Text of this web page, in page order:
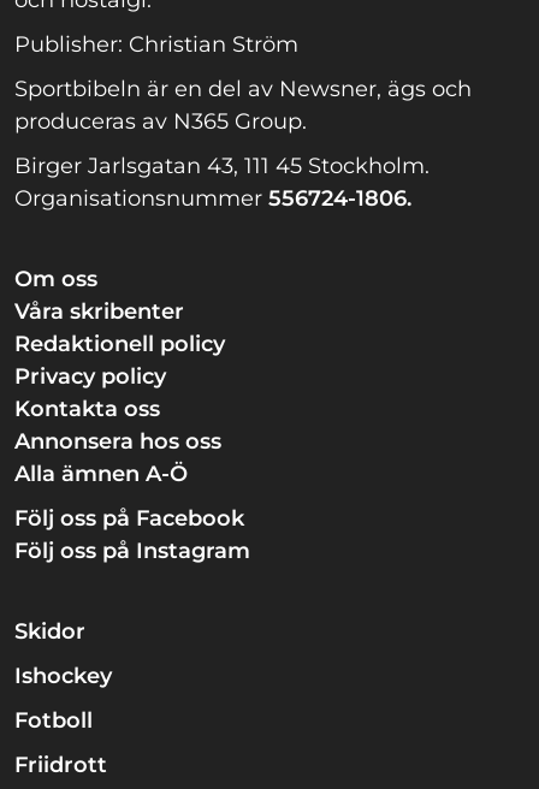
Publisher: Christian Ström
Sportbibeln är en del av Newsner, ägs och
produceras av N365 Group.
Birger Jarlsgatan 43, 111 45 Stockholm.
Organisationsnummer 556724-1806.
Om oss
Våra skribenter
Redaktionell policy
Privacy policy
Kontakta oss
Annonsera hos oss
Alla ämnen A-Ö
Följ oss på Facebook
Följ oss på Instagram
Skidor
Ishockey
Fotboll
Friidrott